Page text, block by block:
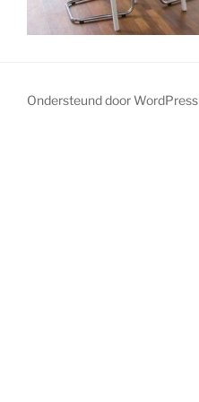
Ondersteund door WordPress